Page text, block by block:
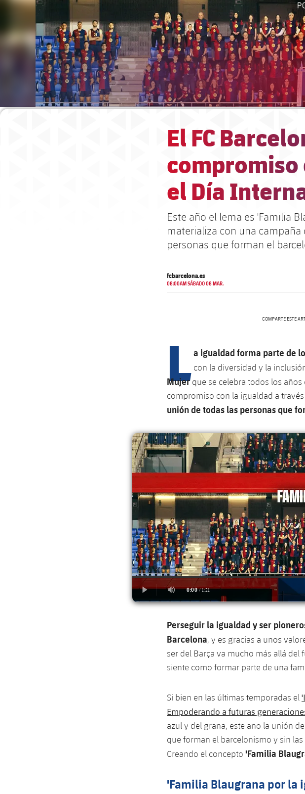
El FC
compromiso
el Día
Este año el lema es 'Familia
materializa con una
personas que forman el
fcbarcelona.es
08:00AM SÁBADO 08 MAR.
COMPARTE ESTE
La igualdad forma parte de
con la diversidad y la
Mujerque se celebra todos los
compromiso con la igualdad a
unión de todas las personas que
Perseguir la igualdad y ser
Barcelona, ​​y es gracias a unos
ser del Barça va mucho más allá del
siente como formar parte de una
Si bien en las últimas temporadas el
Empoderando a futuras
azul y del grana, este año la unión
que forman el barcelonismo y sin
Creando el concepto 'Familia
'Familia Blaugrana por la